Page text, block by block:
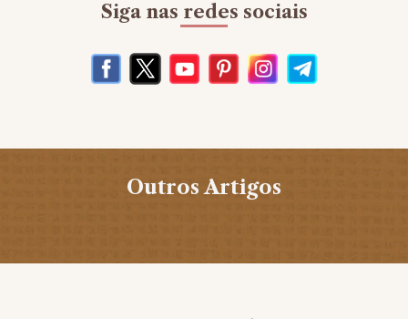
Siga nas redes sociais
Outros Artigos